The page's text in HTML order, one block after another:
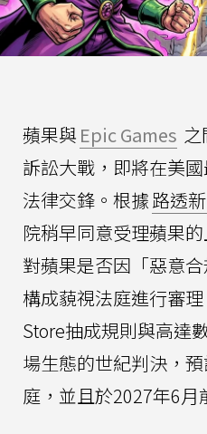
蘋果與 Epic Games
訴訟大戰，即將在美
法律交鋒。根據 路透
院稍早同意受理蘋果
對蘋果是否因「惡意
構成藐視法庭進行審
Store抽成規則與高達
場生態的世紀判決，
庭，並且於2027年6月